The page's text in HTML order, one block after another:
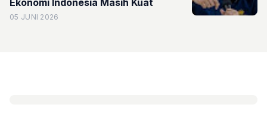
Ekonomi Indonesia Masih Kuat
05 JUNI 2026